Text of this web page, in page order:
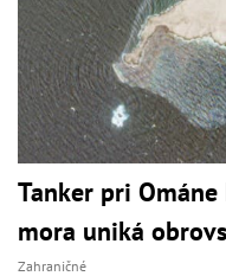
Tanker pri
mora uniká
Zahraničné